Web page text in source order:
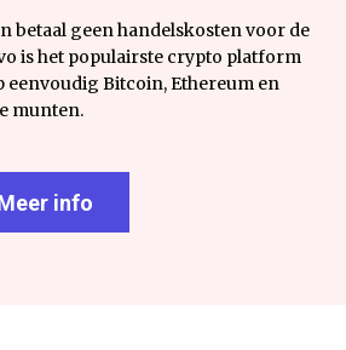
betaal geen handelskosten voor de
is het populairste crypto platform
eenvoudig Bitcoin, Ethereum en
munten.
info